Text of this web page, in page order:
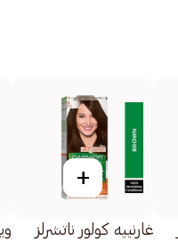
+
غارنييه كولور ناتشرلز